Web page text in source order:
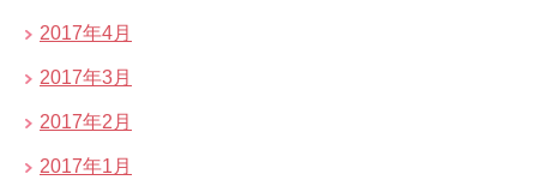
2017年4月
2017年3月
2017年2月
2017年1月